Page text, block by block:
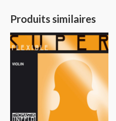
Produits similaires